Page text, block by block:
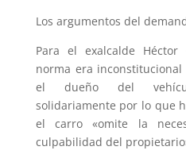
Los argumentos del
Para el exalcalde
norma era
el dueño del
solidariamente por lo que
el carro «omite la
culpabilidad del